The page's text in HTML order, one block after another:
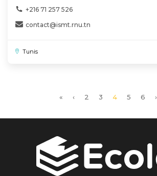
+216 71 257 526
contact@ismt.rnu.tn
Tunis
Première
«
Page
‹ Page
2 Page
3
Page
4 Page
5 Page
6 ›